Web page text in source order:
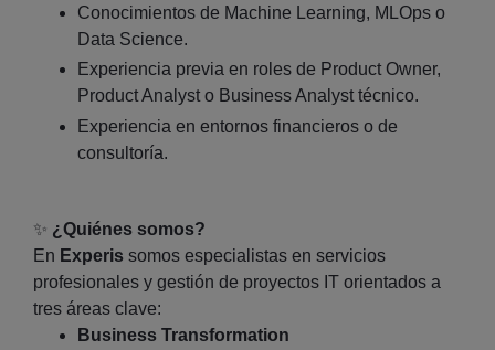
Conocimientos de Machine Learning, MLOps o
Data Science.
Experiencia previa en roles de Product Owner,
Product Analyst o Business Analyst técnico.
Experiencia en entornos financieros o de
consultoría.
✨ ¿Quiénes somos?
En Experis somos especialistas en servicios
profesionales y gestión de proyectos IT orientados a
tres áreas clave:
Business Transformation